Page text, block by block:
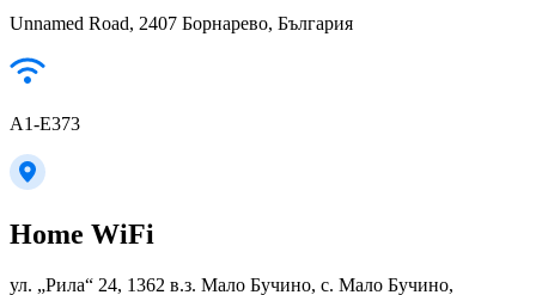
Unnamed Road, 2407 Борнарево, България
A1-E373
Home WiFi
ул. „Рила“ 24, 1362 в.з. Мало Бучино, с. Мало Бучино,